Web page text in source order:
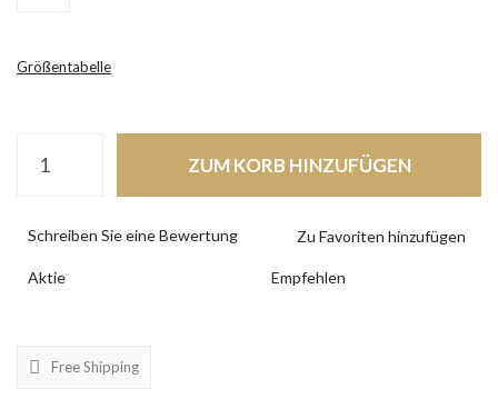
Größentabelle
ZUM KORB HINZUFÜGEN
Schreiben Sie eine Bewertung
Aktie Empfehlen
Free Shipping